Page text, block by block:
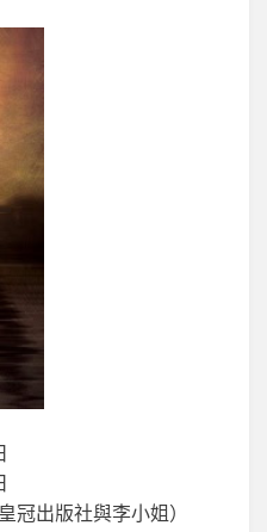
冠出版社與李小姐）